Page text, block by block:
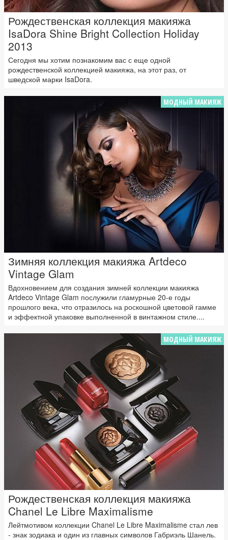
Рождественская коллекция макияжа
IsaDora Shine Bright Collection Holiday
2013
Сегодня мы хотим познакомим вас с еще одной
рождественской коллекцией макияжа, на этот раз, от
шведской марки IsaDora.
МОДНЫЙ МАКИЯЖ
Зимняя коллекция макияжа Artdeco
Vintage Glam
Вдохновением для создания зимней коллекции макияжа
Artdeco Vintage Glam послужили гламурные 20-е годы
прошлого века, что отразилось на роскошной цветовой гамме
и эффектной упаковке выполненной в винтажном стиле....
МОДНЫЙ МАКИЯЖ
Рождественская коллекция макияжа
Chanel Le Libre Maximalisme
Лейтмотивом коллекции Chanel Le Libre Maximalisme стал лев
- знак зодиака и один из главных символов Габриэль Шанель.